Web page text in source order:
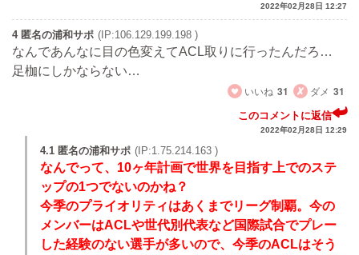
2022年02月28日 12:27
4 匿名の浦和サポ (IP:106.129.199.198 )
なんであんなに目の色変えてACL取りに行ったんだろ…
足枷にしかならない…
いいね 31 ダメ 31
このコメントに返信
2022年02月28日 12:29
4.1 匿名の浦和サポ (IP:1.75.214.163 )
なんでって、10ヶ年計画で世界を目指す上でのステ
ップの1つでないのかね？
今季のプライオリティはあくまでリーグ制覇。今の
メンバーはACLや世代別代表など国際試合でプレー
した経験のない選手が多いので、今季のACLはそう